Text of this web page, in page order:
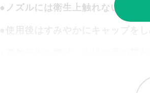
●ノズルには衛生上触れないでく
●使用期限を過ぎたものは使用し